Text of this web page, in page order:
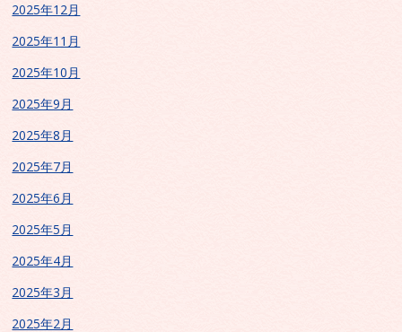
2025年12月
2025年11月
2025年10月
2025年9月
2025年8月
2025年7月
2025年6月
2025年5月
2025年4月
2025年3月
2025年2月